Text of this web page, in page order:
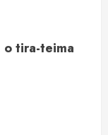
o tira-teima